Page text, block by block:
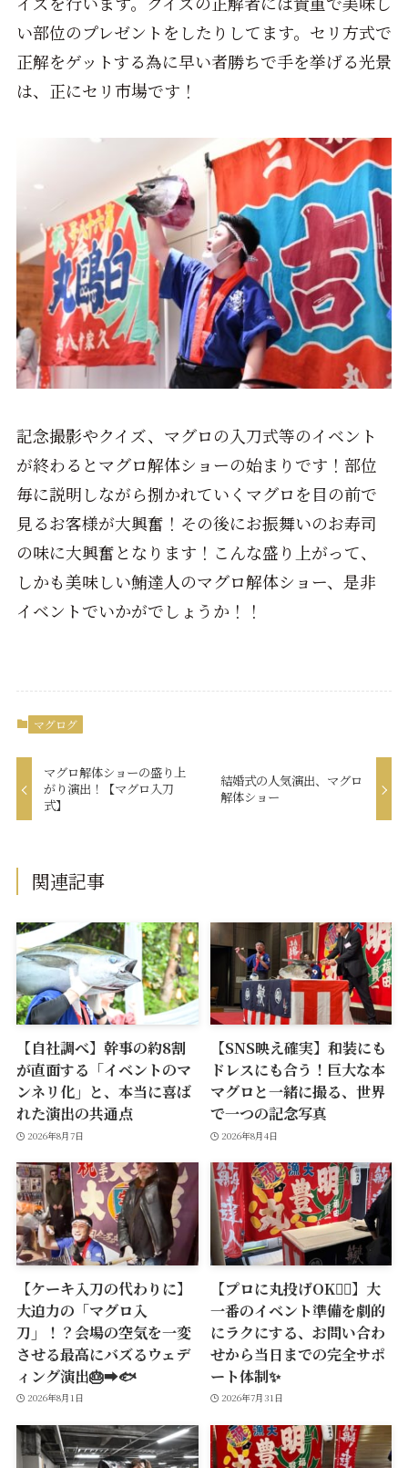
い部位のプレゼントをしたりしてます。セリ方式で
正解をゲットする為に早い者勝ちで手を挙げる光景
は、正にセリ市場です！
記念撮影やクイズ、マグロの入刀式等のイベント
が終わるとマグロ解体ショーの始まりです！部位
毎に説明しながら捌かれていくマグロを目の前で
見るお客様が大興奮！その後にお振舞いのお寿司
の味に大興奮となります！こんな盛り上がって、
しかも美味しい鮪達人のマグロ解体ショー、是非
イベントでいかがでしょうか！！
マグログ
マグロ解体ショーの盛り上
がり演出！【マグロ入刀
式】
結婚式の人気演出、マグロ
解体ショー
関連記事
【自社調べ】幹事の約8割
が直面する「イベントのマ
ンネリ化」と、本当に喜ば
れた演出の共通点
2026年8月7日
【SNS映え確実】和装にも
ドレスにも合う！巨大な本
マグロと一緒に撮る、世界
で一つの記念写真
2026年8月4日
【ケーキ入刀の代わりに】
大迫力の「マグロ入
刀」！？会場の空気を一変
させる最高にバズるウェデ
ィング演出🎂➡️🐟
2026年8月1日
【プロに丸投げOK🙆‍♂️】大
一番のイベント準備を劇的
にラクにする、お問い合わ
せから当日までの完全サポ
ート体制✨
2026年7月31日